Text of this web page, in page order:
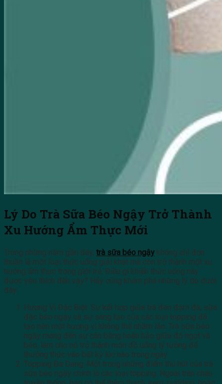
Lý Do Trà Sữa Béo Ngậy Trở Thành
Xu Hướng Ẩm Thực Mới
Trong những năm gần đây, trà sữa béo ngậy không chỉ đơn
thuần là một loại thức uống giải khát mà còn trở thành một xu
hướng ẩm thực trong giới trẻ. Điều gì khiến thức uống này
được yêu thích đến vậy? Hãy cùng khám phá những lý do dưới
đây:
Hương Vị Đặc Biệt: Sự kết hợp giữa trà đen đậm đà, sữa
đặc béo ngậy và sự sáng tạo của các loại topping đã
tạo nên một hương vị không thể nhầm lẫn. Trà sữa béo
ngậy mang đến sự cân bằng hoàn hảo giữa độ ngọt và
béo, làm cho nó trở thành món đồ uống lý tưởng để
thưởng thức vào bất kỳ lúc nào trong ngày.
Topping Đa Dạng: Một trong những điểm thu hút của trà
sữa béo ngậy chính là các loại topping. Ngoài trân châu